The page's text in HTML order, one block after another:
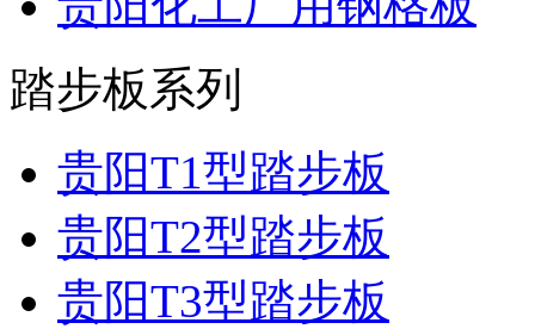
踏步板系列
贵阳T1型踏步板
贵阳T2型踏步板
贵阳T3型踏步板